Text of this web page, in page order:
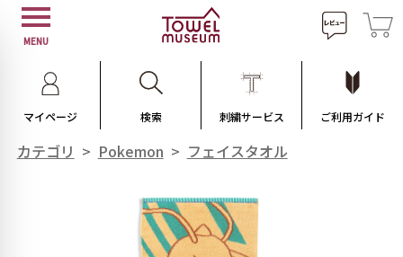
MENU
マイページ 検索 刺繍サービス ご利用ガイド
カテゴリ > Pokemon > フェイスタオル